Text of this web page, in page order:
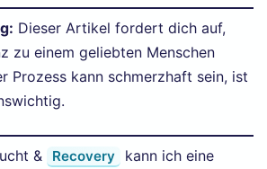
Dieser Artikel fordert dich auf,
zu einem geliebten Menschen
Prozess kann schmerzhaft sein, ist
& Recovery
kann ich eine